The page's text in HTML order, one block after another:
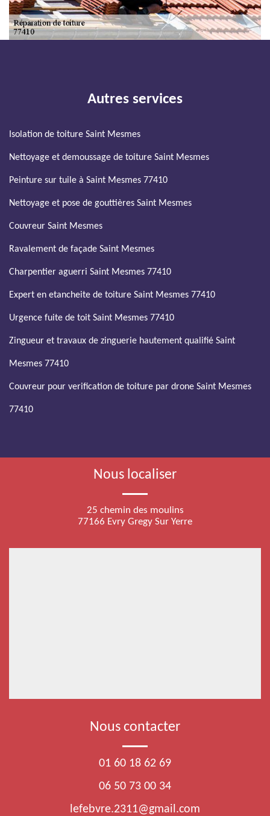
Autres services
Isolation de toiture Saint Mesmes
Nettoyage et demoussage de toiture Saint Mesmes
Peinture sur tuile à Saint Mesmes 77410
Nettoyage et pose de gouttières Saint Mesmes
Couvreur Saint Mesmes
Ravalement de façade Saint Mesmes
Charpentier aguerri Saint Mesmes 77410
Expert en etancheite de toiture Saint Mesmes 77410
Urgence fuite de toit Saint Mesmes 77410
Zingueur et travaux de zinguerie hautement qualifié Saint
Mesmes 77410
Couvreur pour verification de toiture par drone Saint Mesmes
77410
Nous localiser
25 chemin des moulins
77166 Evry Gregy Sur Yerre
Nous contacter
01 60 18 62 69
06 50 73 00 34
lefebvre.2311@gmail.com